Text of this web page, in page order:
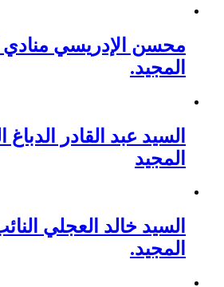
محسن الإدريسي منادي
المجيد.
السيد عبد القادر
المجيد
السيد خالد العجلي
المجيد.